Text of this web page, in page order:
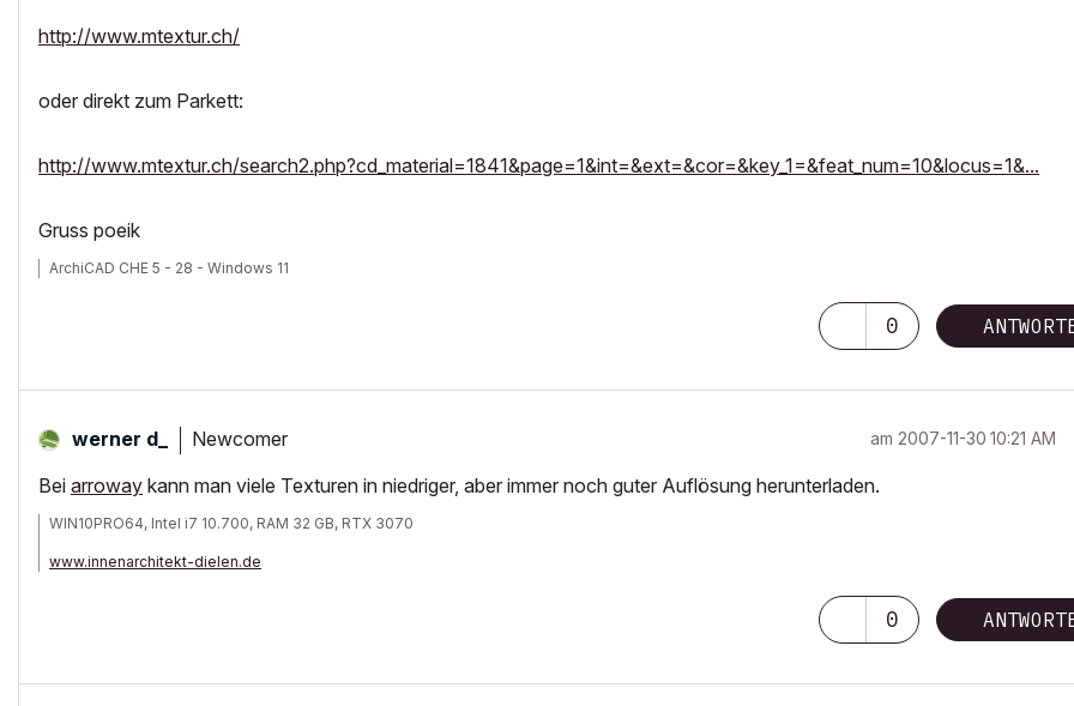
http://www.mtextur.ch/
oder direkt zum Parkett:
http://www.mtextur.ch/search2.php?cd_material=1841&page=1&int=&ext=&cor=&key_1=&feat_num=10&locus=1&...
Gruss poeik
ArchiCAD CHE 5 - 28 - Windows 11
0
werner d_ Newcomer am ‎2007-11-30 10:21 AM
Bei arroway kann man viele Texturen in niedriger, aber immer noch guter Auflösung herunterladen.
WIN10PRO64, Intel i7 10.700, RAM 32 GB, RTX 3070
www.innenarchitekt-dielen.de
0